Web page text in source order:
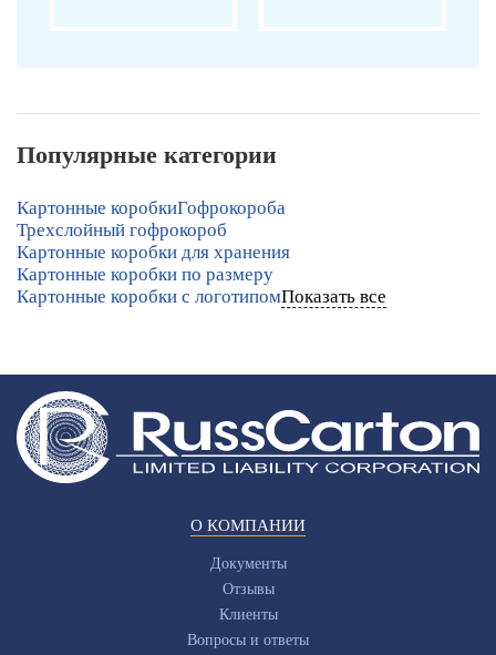
Популярные категории
Картонные коробкиГофрокороба
Трехслойный гофрокороб
Картонные коробки для хранения
Картонные коробки по размеру
Картонные коробки с логотипомПоказать все
О КОМПАНИИ
Документы
Отзывы
Клиенты
Вопросы и ответы